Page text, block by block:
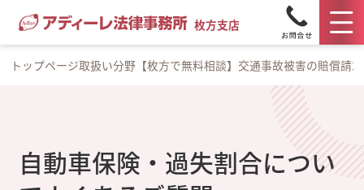
枚方支店
トップページ取扱い分野 【枚方で無料相談】交通事故被害の賠償請
自動車保険・過失割合につい